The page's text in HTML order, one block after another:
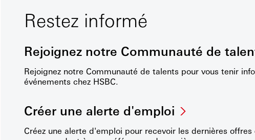
Restez informé
Rejoignez notre Communauté de
Rejoignez notre Communauté de talents pour vous tenir
événements chez HSBC.
Créer une alerte d'emploi
Créez une alerte d'emploi pour recevoir les dernières